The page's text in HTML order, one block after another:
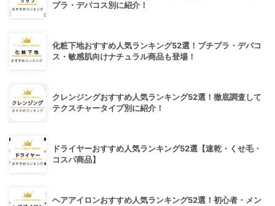
プラ・デパコス別に紹介！
化粧下地おすすめ人気ランキング52選！プチプラ・デパコ
ス・敏感肌向けナチュラル商品も登場！
クレンジングおすすめ人気ランキング52選！徹底調査して
テクスチャータイプ別に紹介！
ドライヤーおすすめ人気ランキング52選【速乾・くせ毛・
コスパ商品】
ヘアアイロンおすすめ人気ランキング52選！初心者・メン